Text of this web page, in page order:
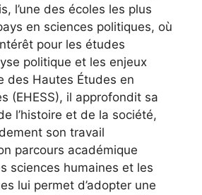
l’une des écoles les plus
en sciences politiques, où
pour les études
politique et les enjeux
des Hautes Études en
(EHESS), il approfondit sa
l’histoire et de la société,
son travail
parcours académique
sciences humaines et les
lui permet d’adopter une